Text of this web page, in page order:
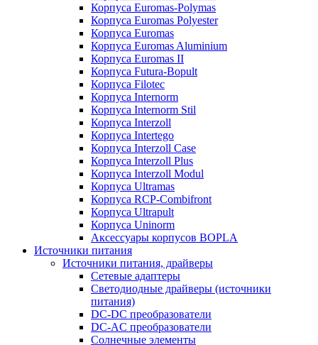
Корпуса Euromas-Polymas
Корпуса Euromas Polyester
Корпуса Euromas
Корпуса Euromas Aluminium
Корпуса Euromas II
Корпуса Futura-Bopult
Корпуса Filotec
Корпуса Internorm
Корпуса Internorm Stil
Корпуса Interzoll
Корпуса Intertego
Корпуса Interzoll Case
Корпуса Interzoll Plus
Корпуса Interzoll Modul
Корпуса Ultramas
Корпуса RCP-Combifront
Корпуса Ultrapult
Корпуса Uninorm
Аксессуары корпусов BOPLA
Источники питания
Источники питания, драйверы
Сетевые адаптеры
Светодиодные драйверы (источники
питания)
DC-DC преобразователи
DC-AC преобразователи
Солнечные элементы